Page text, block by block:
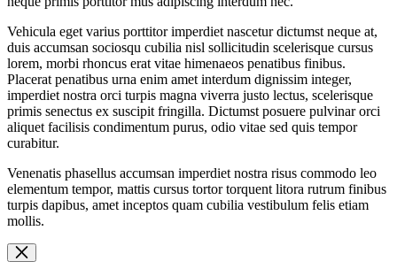
Vehicula eget varius porttitor imperdiet nascetur dictumst neque at,
duis accumsan sociosqu cubilia nisl sollicitudin scelerisque cursus
lorem, morbi rhoncus erat vitae himenaeos penatibus finibus.
Placerat penatibus urna enim amet interdum dignissim integer,
imperdiet nostra orci turpis magna viverra justo lectus, scelerisque
primis senectus ex suscipit fringilla. Dictumst posuere pulvinar orci
aliquet facilisis condimentum purus, odio vitae sed quis tempor
curabitur.
Venenatis phasellus accumsan imperdiet nostra risus commodo leo
elementum tempor, mattis cursus tortor torquent litora rutrum finibus
turpis dapibus, amet inceptos quam cubilia vestibulum felis etiam
mollis.